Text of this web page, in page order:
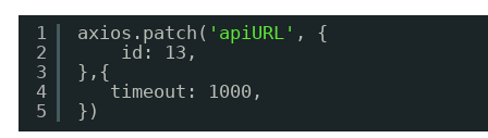
1
2
3
4
5
axios.patch( 'apiURL' , {
id: 13,
},{
timeout: 1000,
})